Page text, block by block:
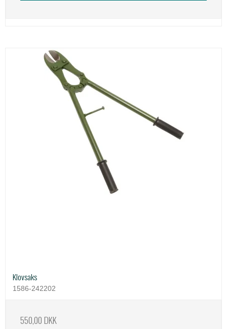
Klovsaks
1586-242202
550,00 DKK